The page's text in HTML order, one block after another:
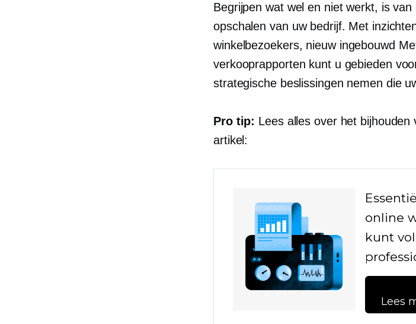
Begrijpen wat wel en niet werkt, is
opschalen van uw bedrijf. Met
winkelbezoekers, nieuw ingebouwd
verkooprapporten kunt u gebieden
strategische beslissingen nemen die
Pro tip: Lees alles over het
artikel:
online
kunt
Lees